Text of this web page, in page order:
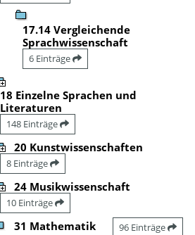
17.14 Vergleichende
Sprachwissenschaft
6 Einträge
18 Einzelne Sprachen und
Literaturen
148 Einträge
20 Kunstwissenschaften
8 Einträge
24 Musikwissenschaft
10 Einträge
31 Mathematik 96 Einträge